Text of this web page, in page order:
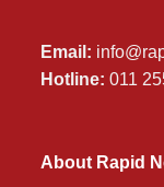
Email:
Hotline: 011
About Rapid